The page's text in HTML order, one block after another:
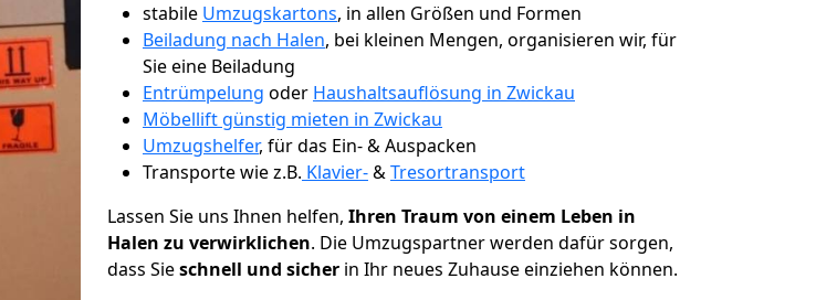
stabile Umzugskartons, in allen Größen und Formen
Beiladung nach Halen, bei kleinen Mengen, organisieren wir, für
Sie eine Beiladung
Entrümpelung oder Haushaltsauflösung in Zwickau
Möbellift günstig mieten in Zwickau
Umzugshelfer, für das Ein- & Auspacken
Transporte wie z.B. Klavier-&Tresortransport
Lassen Sie uns Ihnen helfen, Ihren Traum von einem Leben in
Halen zu verwirklichen. Die Umzugspartner werden dafür sorgen,
dass Sieschnell und sicher in Ihr neues Zuhause einziehen können.